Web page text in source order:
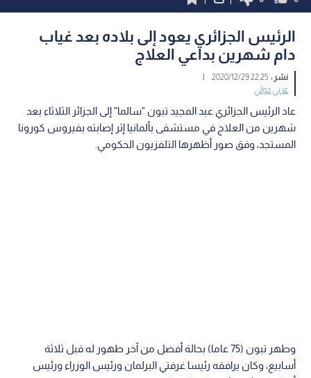
الرئيس الجزائري يعود إلى بلاده بعد غياب
دام شهرين بداعي العلاج
نشر :22:25 2020/12/29
|
عربي دولي
عاد الرئيس الجزائري عبد المجيد تبون "سالما" إلى الجزائر الثلاثاء بعد
شهرين من العلاج في مستشفى بألمانيا إثر إصابته بفيروس كورونا
المستجد، وفق صور أظهرها التلفزيون الحكومي.
وطهر تبون (75 عاما) بحالة أفضل من آخر طهور له قبل ثلاثة
أسابيع، وكان يرافقه رئيسا غرفتي البرلمان ورئيس الوزراء ورئيس